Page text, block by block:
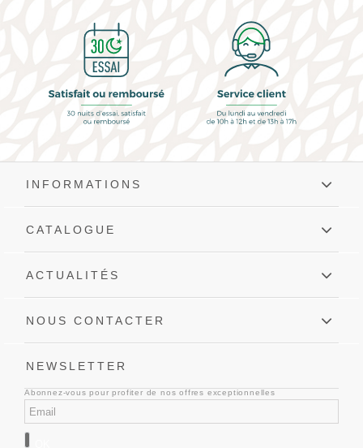
INFORMATIONS
CATALOGUE
ACTUALITÉS
NOUS CONTACTER
NEWSLETTER
Abonnez-vous pour profiter de nos offres exceptionnelles